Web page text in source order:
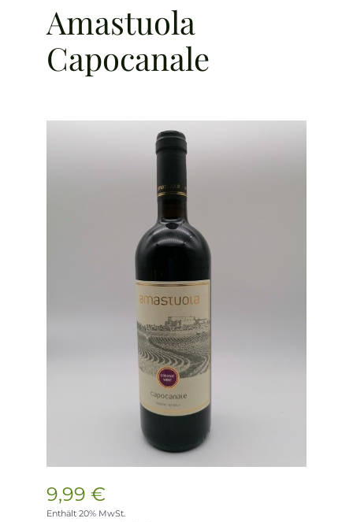
Amastuola
Capocanale
9,99€
Enthält 20% MwSt.